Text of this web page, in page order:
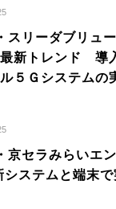
スリーダブリュ
最新トレンド 導
５Ｇシステムの
京セラみらいエ
システムと端末